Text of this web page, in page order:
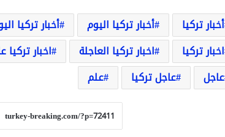
أخبار تركيا أخبار تركيا اليوم أخبار تركيا
اخبار تركيا
اخبار تركيا العاجلة اخبار تركيا
عاجل
عاجل تركيا علم